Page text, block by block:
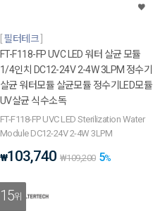
필터테크
FT-F118-FP UVC LED 워터 살균 모듈
1/4인치 DC12-24V 2-4W 3LPM 정수기
살균 워터모듈 살균모듈 정수기LED모듈
UV살균 식수소독
FT-F118-FP UVC LED Sterilization Water
Module DC12-24V 2-4W 3LPM
₩103,740 ₩109,200 5%
15위